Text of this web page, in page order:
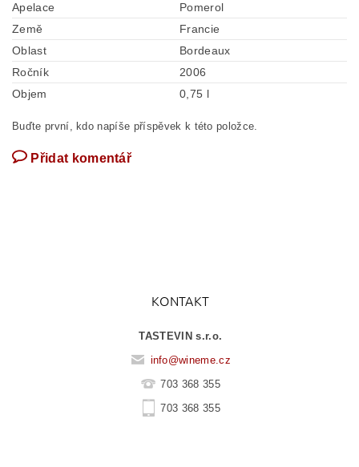
Apelace
Pomerol
Země
Francie
Oblast
Bordeaux
Ročník
2006
Objem
0,75 l
Buďte první, kdo napíše příspěvek k této položce.
Přidat komentář
KONTAKT
TASTEVIN s.r.o.
info@wineme.cz
703 368 355
703 368 355